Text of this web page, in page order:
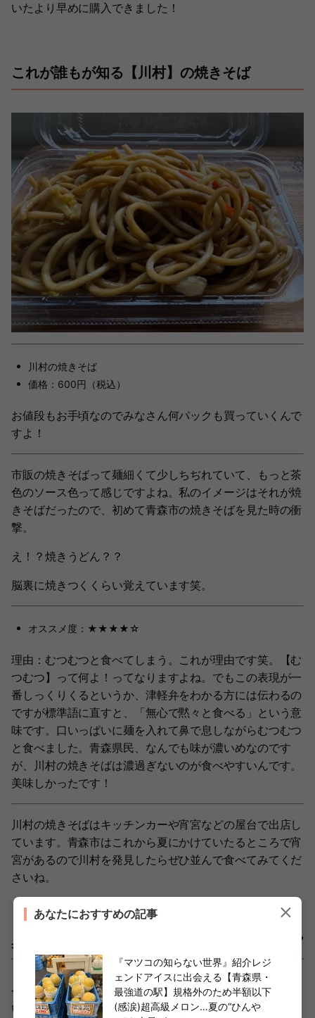
いたより早めに購入できました！
これが誰もが知る【川村】の焼きそば
川村の焼きそば
価格：600円（税込）
お値段もお手頃なのでみなさん何パックも買っていくんで
すよ！
市販の焼きそばって麺細くて少しちぢれていて、もっと茶
色のソース色って感じですよね。私のイメージはそれが焼
きそばだったので、初めて青森市の焼きそばを見た時の衝
撃。
え！？焼きうどん？？
脳裏に焼きつくくらい覚えています笑。
オススメ度：★★★★☆
理由：むつむつと食べてしまう。これが理由です笑。【む
つむつ】って何よ！ってなりますよね。でもこの表現が一
番しっくりくるというか、津軽弁をわかる方には伝わるの
ですが標準語に直すと、「無心で黙々と食べる」という意
味です。口いっぱいに麺を入れて鼻で息しながらむつむつ
と食べました。青森県民、なんでも味が濃いめなのです
が、川村の焼きそばは濃過ぎないのが食べやすいんです。
美味しかったです！
川村の焼きそばはキッチンカーや宵宮などの屋台で出店し
ています。青森市はこれから夏にかけていたるところで宵
宮があるので川村を発見したらぜひ並んで食べてみてくだ
さいね。
奥が深い！県民に聞いた“青森の三大焼きそば”
今回、川村の焼きそばを買おうと決めてから色んな方に聞
いてまわりました。
あなたにおすすめの記事
『マツコの知らない世界』紹介レジ
ェンドアイスに出会える【青森県・
最強道の駅】規格外のため半額以下
(感涙)超高級メロン…夏の“ひんや